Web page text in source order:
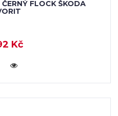
FLOCK ŠKODA
Kč